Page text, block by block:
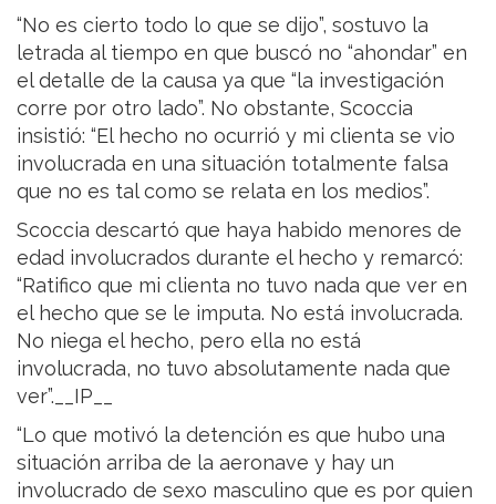
“No es cierto todo lo que se dijo”, sostuvo la
letrada al tiempo en que buscó no “ahondar” en
el detalle de la causa ya que “la investigación
corre por otro lado”. No obstante, Scoccia
insistió: “El hecho no ocurrió y mi clienta se vio
involucrada en una situación totalmente falsa
que no es tal como se relata en los medios”.
Scoccia descartó que haya habido menores de
edad involucrados durante el hecho y remarcó:
“Ratifico que mi clienta no tuvo nada que ver en
el hecho que se le imputa. No está involucrada.
No niega el hecho, pero ella no está
involucrada, no tuvo absolutamente nada que
ver”.__IP__
“Lo que motivó la detención es que hubo una
situación arriba de la aeronave y hay un
involucrado de sexo masculino que es por quien